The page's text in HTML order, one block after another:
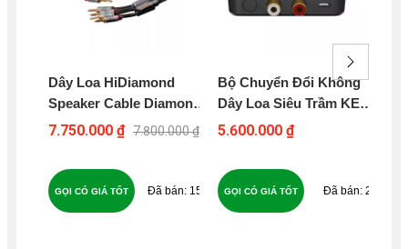
Dây Loa HiDiamond
Speaker Cable Diamond
2
7.750.000 ₫ 7.800.000 ₫
158
GỌI CÓ GIÁ TỐT
Bộ Chuyển Đổi Không
Dây Loa Siêu Trầm KEF
KW1 TX/RX
5.600.000 ₫
22
GỌI CÓ GIÁ TỐT